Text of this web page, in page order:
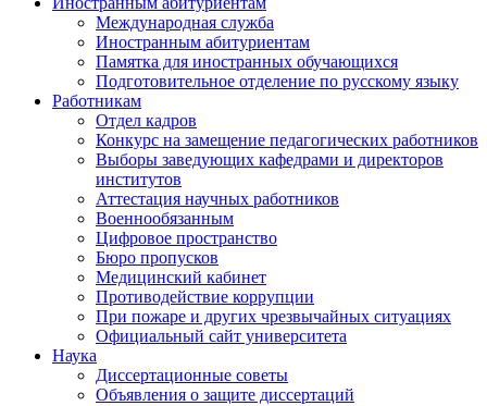
Международная служба
Иностранным абитуриентам
Памятка для иностранных обучающихся
Подготовительное отделение по русскому языку
Работникам
Отдел кадров
Конкурс на замещение педагогических работников
Выборы заведующих кафедрами и директоров
институтов
Аттестация научных работников
Военнообязанным
Цифровое пространство
Бюро пропусков
Медицинский кабинет
Противодействие коррупции
При пожаре и других чрезвычайных ситуациях
Официальный сайт университета
Наука
Диссертационные советы
Объявления о защите диссертаций